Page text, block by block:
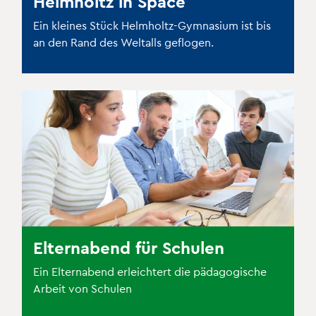
Ein kleines Stück Helmholtz-Gymnasium ist bis
an den Rand des Weltalls geflogen.
Elternabend für Schulen
Ein Elternabend erleichtert die pädagogische
Arbeit von Schulen